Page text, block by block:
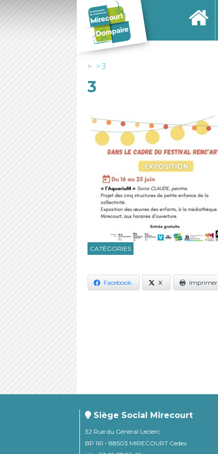
3
3
CATÉGORIES
Facebook X Imprimer
Siège Social Mirecourt
32 Rue du Général Leclerc
BP 161 - 88503 MIRECOURT Cedex